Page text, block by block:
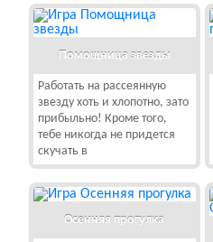
Помощница звезды
Работать на рассеянную
звезду хоть и хлопотно, зато
прибыльно! Кроме того,
тебе никогда не придется
скучать в
Осенняя прогулка